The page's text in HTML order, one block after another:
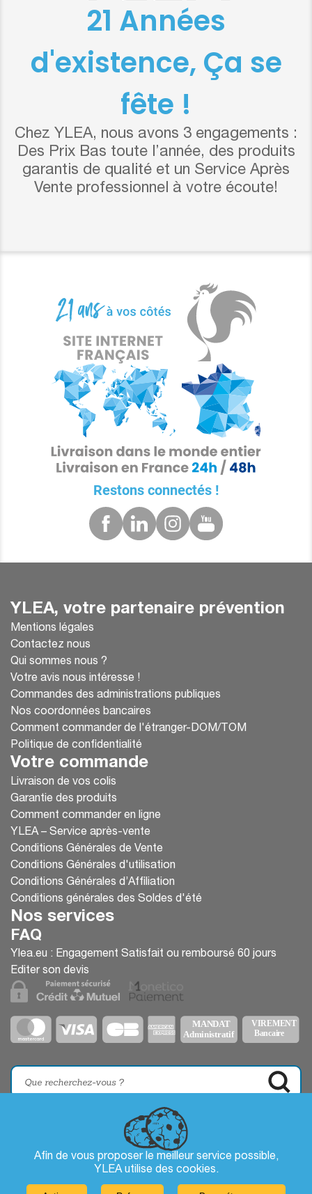
Afin de vous proposer le meilleur service possible,
YLEA utilise des cookies.
21 Années
d'existence, Ça se
fête !
Chez YLEA, nous avons 3 engagements :
Des Prix Bas toute l’année, des produits
garantis de qualité et un Service Après
Vente professionnel à votre écoute!
Restons connectés !
YLEA, votre partenaire prévention
Mentions légales
Contactez nous
Qui sommes nous ?
Votre avis nous intéresse !
Commandes des administrations publiques
Nos coordonnées bancaires
Comment commander de l'étranger-DOM/TOM
Politique de confidentialité
Votre commande
Livraison de vos colis
Garantie des produits
Comment commander en ligne
YLEA – Service après-vente
Conditions Générales de Vente
Conditions Générales d'utilisation
Conditions Générales d’Affiliation
Conditions générales des Soldes d'été
Nos services
FAQ
Ylea.eu : Engagement Satisfait ou remboursé 60 jours
Editer son devis